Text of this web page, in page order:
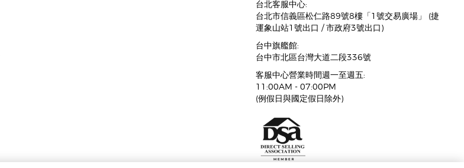
台北客服中心:
台北市信義區松仁路89號8樓「1號交易廣場」 (捷
運象山站1號出口 / 市政府3號出口)
台中旗艦館:
台中市北區台灣大道二段336號
客服中心營業時間週一至週五:
11:00AM - 07:00PM
(例假日與國定假日除外)